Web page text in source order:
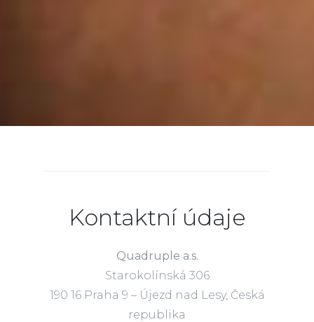
Kontaktní údaje
Quadruple a.s.
Starokolínská 306
190 16 Praha 9 – Újezd nad Lesy, Česká
republika